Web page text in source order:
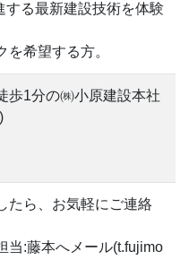
る最新建設技術を体験
希望する方。
歩1分の㈱小原建設本社
たら、お気軽にご連絡
当:藤本へメール(t.fujimo